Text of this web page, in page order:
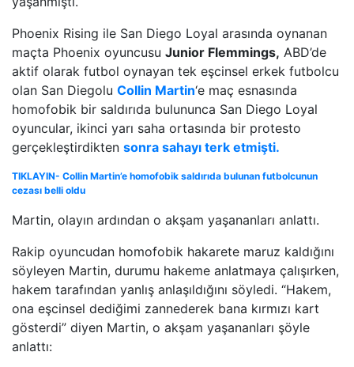
Phoenix Rising ile San Diego Loyal arasında oynanan
maçta Phoenix oyuncusu Junior Flemmings, ABD’de
aktif olarak futbol oynayan tek eşcinsel erkek futbolcu
olan San Diegolu Collin Martin‘e maç esnasında
homofobik bir saldırıda bulununca San Diego Loyal
oyuncular, ikinci yarı saha ortasında bir protesto
gerçekleştirdikten sonra sahayı terk etmişti.
TIKLAYIN- Collin Martin’e homofobik saldırıda bulunan futbolcunun
cezası belli oldu
Martin, olayın ardından o akşam yaşananları anlattı.
Rakip oyuncudan homofobik hakarete maruz kaldığını
söyleyen Martin, durumu hakeme anlatmaya çalışırken,
hakem tarafından yanlış anlaşıldığını söyledi. “Hakem,
ona eşcinsel dediğimi zannederek bana kırmızı kart
gösterdi” diyen Martin, o akşam yaşananları şöyle
anlattı: